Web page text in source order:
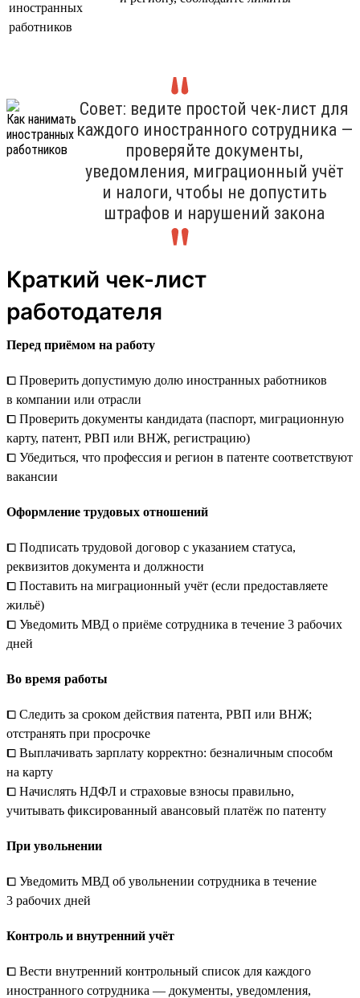
иностранных
работников
Совет: ведите простой чек-лист для
каждого иностранного сотрудника —
проверяйте документы,
уведомления, миграционный учёт
и налоги, чтобы не допустить
штрафов и нарушений закона
Краткий чек-лист
работодателя
Перед приёмом на работу
⧠ Проверить допустимую долю иностранных работников
в компании или отрасли
⧠ Проверить документы кандидата (паспорт, миграционную
карту, патент, РВП или ВНЖ, регистрацию)
⧠ Убедиться, что профессия и регион в патенте соответствуют
вакансии
Оформление трудовых отношений
⧠ Подписать трудовой договор с указанием статуса,
реквизитов документа и должности
⧠ Поставить на миграционный учёт (если предоставляете
жильё)
⧠ Уведомить МВД о приёме сотрудника в течение 3 рабочих
дней
Во время работы
⧠ Следить за сроком действия патента, РВП или ВНЖ;
отстранять при просрочке
⧠ Выплачивать зарплату корректно: безналичным способм
на карту
⧠ Начислять НДФЛ и страховые взносы правильно,
учитывать фиксированный авансовый платёж по патенту
При увольнении
⧠ Уведомить МВД об увольнении сотрудника в течение
3 рабочих дней
Контроль и внутренний учёт
⧠ Вести внутренний контрольный список для каждого
иностранного сотрудника — документы, уведомления,